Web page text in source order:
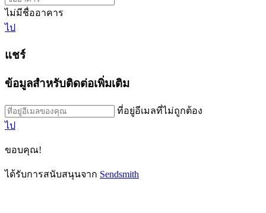
ไม่มีชื่ออาคาร
ไป
แชร์
ข้อมูลสำหรับติดต่อเพิ่มเติม
ที่อยู่อีเมลที่ไม่ถูกต้อง
ไป
ขอบคุณ!
ได้รับการสนับสนุนจาก Sendsmith